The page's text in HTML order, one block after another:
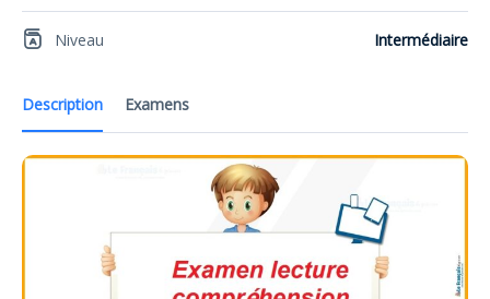
Description Examens
Niveau Intermédiaire